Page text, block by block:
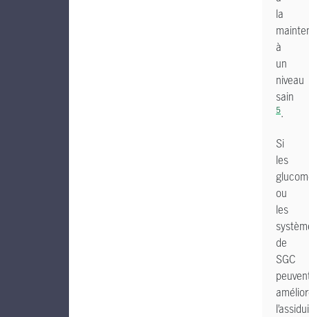
la
à
un
niveau
sain
5.
Si
les
ou
les
de
SGC